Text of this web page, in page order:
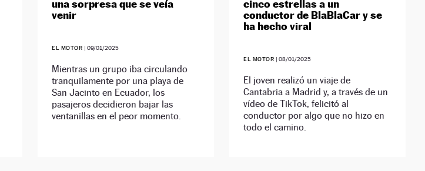
una sorpresa que se veía
venir
EL MOTOR | 09/01/2025
Mientras un grupo iba circulando
tranquilamente por una playa de
San Jacinto en Ecuador, los
pasajeros decidieron bajar las
ventanillas en el peor momento.
cinco estrellas a un
conductor de BlaBlaCar y se
ha hecho viral
EL MOTOR | 08/01/2025
El joven realizó un viaje de
Cantabria a Madrid y, a través de un
vídeo de TikTok, felicitó al
conductor por algo que no hizo en
todo el camino.